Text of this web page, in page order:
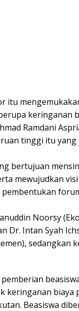
itu
keringanan
Ramdani
tinggi itu
bertujuan
mewujudkan
Noorsy
Dr. Intan Syah
sedangkan
biaya
Beasiswa